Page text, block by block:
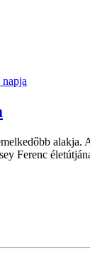
alakja.
Ferenc